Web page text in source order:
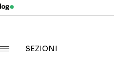
SEZIONI